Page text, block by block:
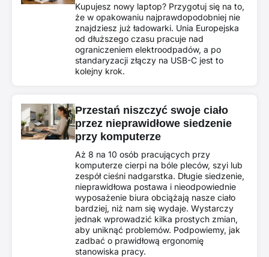
Kupujesz nowy laptop? Przygotuj się na to,
że w opakowaniu najprawdopodobniej nie
znajdziesz już ładowarki. Unia Europejska
od dłuższego czasu pracuje nad
ograniczeniem elektroodpadów, a po
standaryzacji złączy na USB-C jest to
kolejny krok.
Przestań niszczyć swoje ciało
przez nieprawidłowe siedzenie
przy komputerze
Aż 8 na 10 osób pracujących przy
komputerze cierpi na bóle pleców, szyi lub
zespół cieśni nadgarstka. Długie siedzenie,
nieprawidłowa postawa i nieodpowiednie
wyposażenie biura obciążają nasze ciało
bardziej, niż nam się wydaje. Wystarczy
jednak wprowadzić kilka prostych zmian,
aby uniknąć problemów. Podpowiemy, jak
zadbać o prawidłową ergonomię
stanowiska pracy.